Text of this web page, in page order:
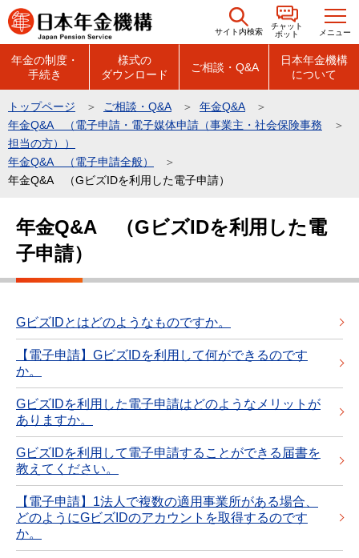
こ
の
の
先
頭
で
サイト内検索
チャット
ボット
メニュー
年金の制度・
手続き
様式の
ダウンロード
ご相談・Q&A
日本年金機構
について
トップページ ご相談・Q&A
年金Q&A
年金Q&A （電子申請・電子媒体申請（事業主・社会保険事務
担当の方））
年金Q&A （電子申請全般）
年金Q&A （GビズIDを利用した電子申請）
年金Q&A （GビズIDを利用した電
子申請）
GビズIDとはどのようなものですか。
【電子申請】GビズIDを利用して何ができるのです
か。
GビズIDを利用した電子申請はどのようなメリットが
ありますか。
GビズIDを利用して電子申請することができる届書を
教えてください。
【電子申請】1法人で複数の適用事業所がある場合、
どのようにGビズIDのアカウントを取得するのです
か。